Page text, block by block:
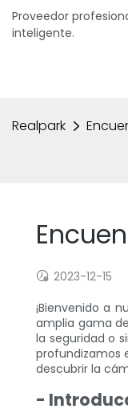
Proveedor
inteligente.
Realpark
2023-12-15
¡Bienvenido a
amplia gama
la seguridad o
profundizamos
descubrir la
-